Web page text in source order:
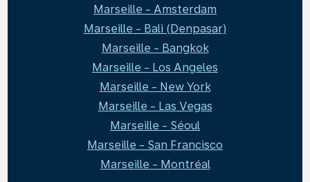
Marseille - Amsterdam
Marseille - Bali (Denpasar)
Marseille - Bangkok
Marseille - Los Angeles
Marseille - New York
Marseille - Las Vegas
Marseille - Séoul
Marseille - San Francisco
Marseille - Montréal